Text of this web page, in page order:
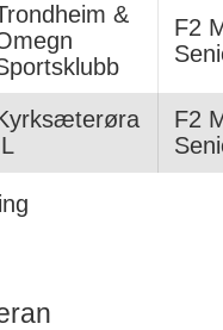
&
F2
F2